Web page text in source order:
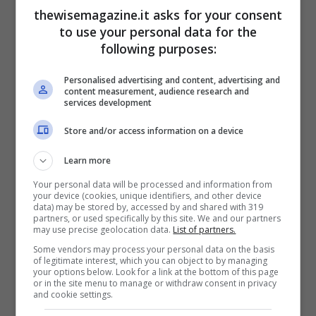
Italia vs Usa, se ti rompi una gamba (TheWiseMagazine.it)
affrontando sfide significative.
sempre più cittadini verso il settore
privato, minacciando il principio di
universalità dell’assistenza. Questa
tendenza solleva interrogativi cruciali sul
futuro della sanità pubblica in Italia. La
questione non è solo economica ma
profondamente etica: come può una
società garantire cure e assistenza a tutti i
thewisemagazine.it asks for your consent
to use your personal data for the
following purposes:
Personalised advertising and content, advertising and
content measurement, audience research and
services development
Store and/or access information on a device
Learn more
Your personal data will be processed and information from
your device (cookies, unique identifiers, and other device
data) may be stored by, accessed by and shared with 319
partners, or used specifically by this site. We and our partners
may use precise geolocation data. List of partners.
Some vendors may process your personal data on the basis
of legitimate interest, which you can object to by managing
your options below. Look for a link at the bottom of this page
or in the site menu to manage or withdraw consent in privacy
and cookie settings.